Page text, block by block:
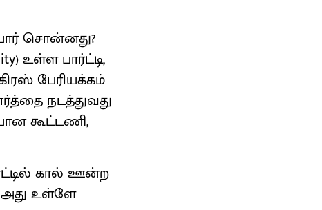
சொன்னது?
உள்ள பார்ட்டி,
பேரியக்கம்
நடத்துவது
கூட்டணி,
கால் ஊன்ற
அது உள்ளே